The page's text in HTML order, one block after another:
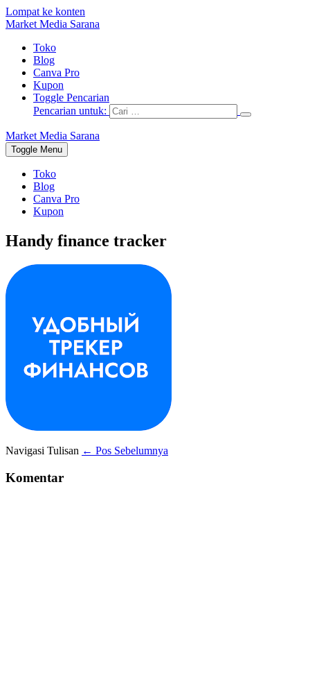
Lompat ke konten
Market Media Sarana
Toko
Blog
Canva Pro
Kupon
Toggle Pencarian
Pencarian untuk:
Market Media Sarana
Toggle Menu
Toko
Blog
Canva Pro
Kupon
Handy finance tracker
Navigasi Tulisan ← Pos Sebelumnya
Komentar